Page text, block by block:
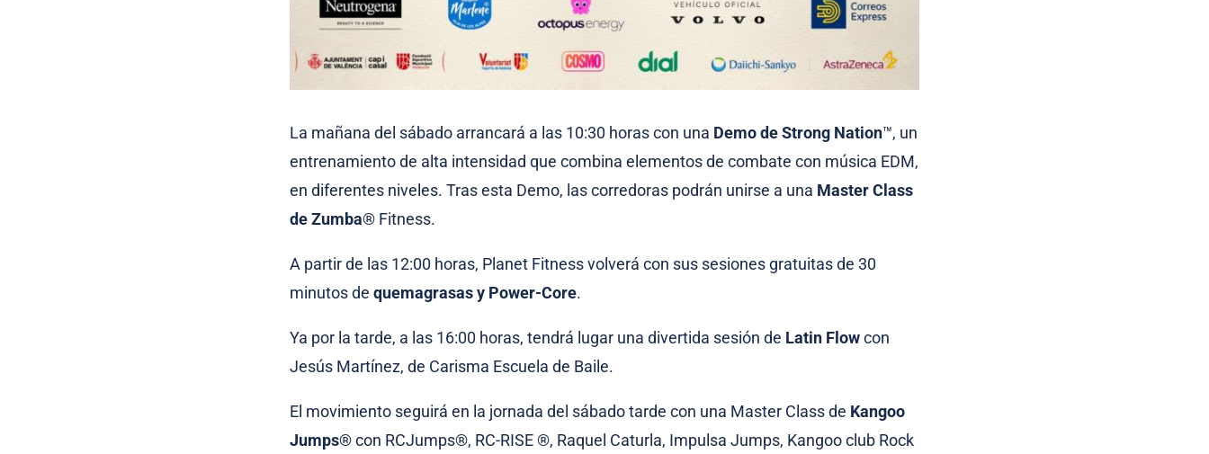
La mañana del sábado arrancará a las 10:30 horas con una Demo de Strong Nation™, un
entrenamiento de alta intensidad que combina elementos de combate con música EDM,
en diferentes niveles. Tras esta Demo, las corredoras podrán unirse a una Master Class
deZumba® Fitness.
A partir de las 12:00 horas, Planet Fitness volverá con sus sesiones gratuitas de 30
minutos de quemagrasas y Power-Core.
Ya por la tarde, a las 16:00 horas, tendrá lugar una divertida sesión de Latin Flowcon
Jesús Martínez, de Carisma Escuela de Baile.
El movimiento seguirá en la jornada del sábado tarde con una Master Class de Kangoo
Jumps® con RCJumps®, RC-RISE ®, Raquel Caturla, Impulsa Jumps, Kangoo club Rock